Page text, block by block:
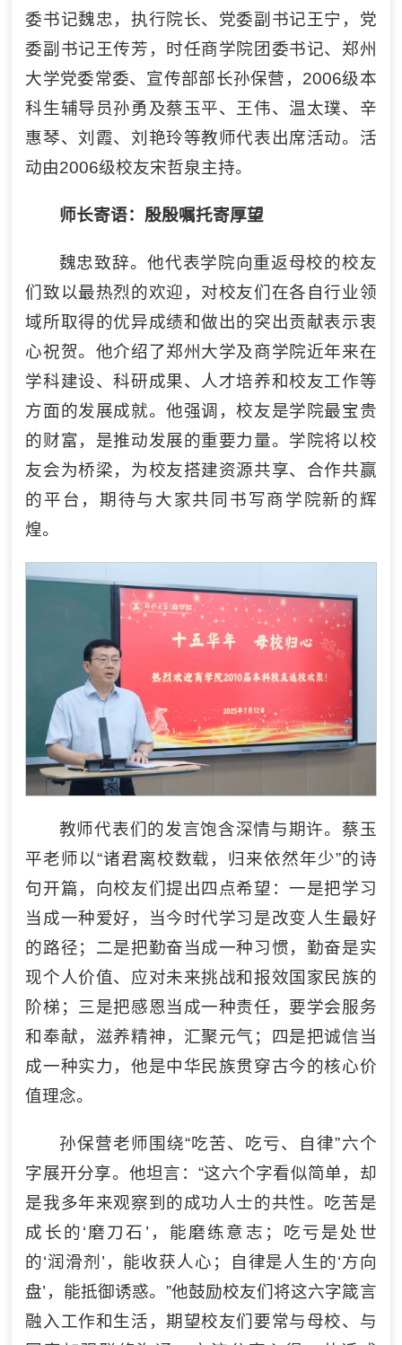
委书记魏忠，执行院长、党委副书记王宁，党
委副书记王传芳，时任商学院团委书记、郑州
大学党委常委、宣传部部长孙保营，2006级本
科生辅导员孙勇及蔡玉平、王伟、温太璞、辛
惠琴、刘霞、刘艳玲等教师代表出席活动。活
动由2006级校友宋哲泉主持。
师长寄语：殷殷嘱托寄厚望
魏忠致辞。他代表学院向重返母校的校友
们致以最热烈的欢迎，对校友们在各自行业领
域所取得的优异成绩和做出的突出贡献表示衷
心祝贺。他介绍了郑州大学及商学院近年来在
学科建设、科研成果、人才培养和校友工作等
方面的发展成就。他强调，校友是学院最宝贵
的财富，是推动发展的重要力量。学院将以校
友会为桥梁，为校友搭建资源共享、合作共赢
的平台，期待与大家共同书写商学院新的辉
煌。
教师代表们的发言饱含深情与期许。蔡玉
平老师以“诸君离校数载，归来依然年少”的诗
句开篇，向校友们提出四点希望：一是把学习
当成一种爱好，当今时代学习是改变人生最好
的路径；二是把勤奋当成一种习惯，勤奋是实
现个人价值、应对未来挑战和报效国家民族的
阶梯；三是把感恩当成一种责任，要学会服务
和奉献，滋养精神，汇聚元气；四是把诚信当
成一种实力，他是中华民族贯穿古今的核心价
值理念。
孙保营老师围绕“吃苦、吃亏、自律”六个
字展开分享。他坦言：“这六个字看似简单，却
是我多年来观察到的成功人士的共性。吃苦是
成长的‘磨刀石’，能磨练意志；吃亏是处世
的‘润滑剂’，能收获人心；自律是人生的‘方向
盘’，能抵御诱惑。”他鼓励校友们将这六字箴言
融入工作和生活，期望校友们要常与母校、与